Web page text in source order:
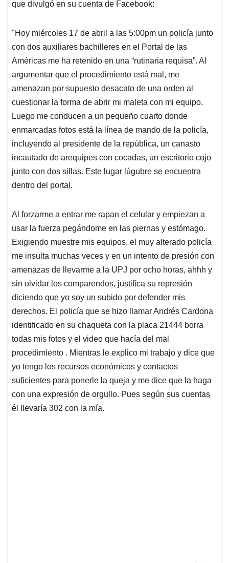
que divulgó en su cuenta de Facebook:
"Hoy miércoles 17 de abril a las 5:00pm un policía junto
con dos auxiliares bachilleres en el Portal de las
Américas me ha retenido en una “rutinaria requisa”. Al
argumentar que el procedimiento está mal, me
amenazan por supuesto desacato de una orden al
cuestionar la forma de abrir mi maleta con mi equipo.
Luego me conducen a un pequeño cuarto donde
enmarcadas fotos está la línea de mando de la policía,
incluyendo al presidente de la república, un canasto
incautado de arequipes con cocadas, un escritorio cojo
junto con dos sillas. Este lugar lúgubre se encuentra
dentro del portal.
Al forzarme a entrar me rapan el celular y empiezan a
usar la fuerza pegándome en las piernas y estómago.
Exigiendo muestre mis equipos, el muy alterado policía
me insulta muchas veces y en un intento de presión con
amenazas de llevarme a la UPJ por ocho horas, ahhh y
sin olvidar los comparendos, justifica su represión
diciendo que yo soy un subido por defender mis
derechos. El policía que se hizo llamar Andrés Cardona
identificado en su chaqueta con la placa 21444 borra
todas mis fotos y el video que hacía del mal
procedimiento . Mientras le explico mi trabajo y dice que
yo tengo los recursos económicos y contactos
suficientes para ponerle la queja y me dice que la haga
con una expresión de orgullo. Pues según sus cuentas
él llevaría 302 con la mía.